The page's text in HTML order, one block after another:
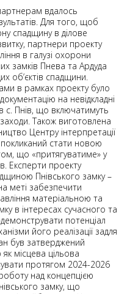
вдалось
Для того, щоб
спадщину в ділове
партнери проекту
в галузі охорони
замків Пнева та Ардуда
об’єктів спадщини.
в рамках проекту було
на невідкладні
с. Пнів, що включатимуть
Також виготовлена
Центру інтерпретації
стати новою
що «притягуватиме» у
Експерти проекту
Пнівського замку –
меті забезпечити
матеріальною та
в інтересах сучасного та
потенціал
його реалізації задля
був затверджений
місцева цільова
протягом 2024-2026
над концепцією
замку, що